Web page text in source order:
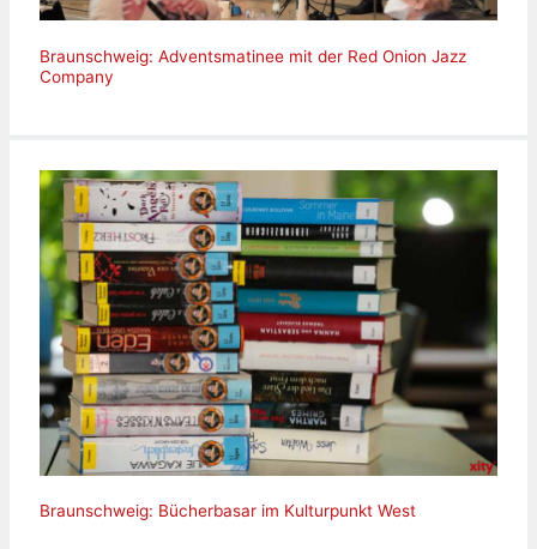
Braunschweig: Adventsmatinee mit der Red Onion Jazz
Company
Braunschweig: Bücherbasar im Kulturpunkt West